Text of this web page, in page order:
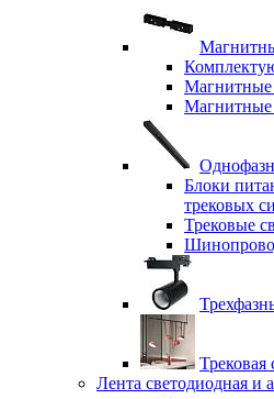
Магнитные
Блоки
трековых
Трековые
Трековая
Лента светодиодная и